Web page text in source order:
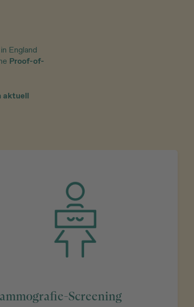
England
Proof-of-
aktuell
Screening